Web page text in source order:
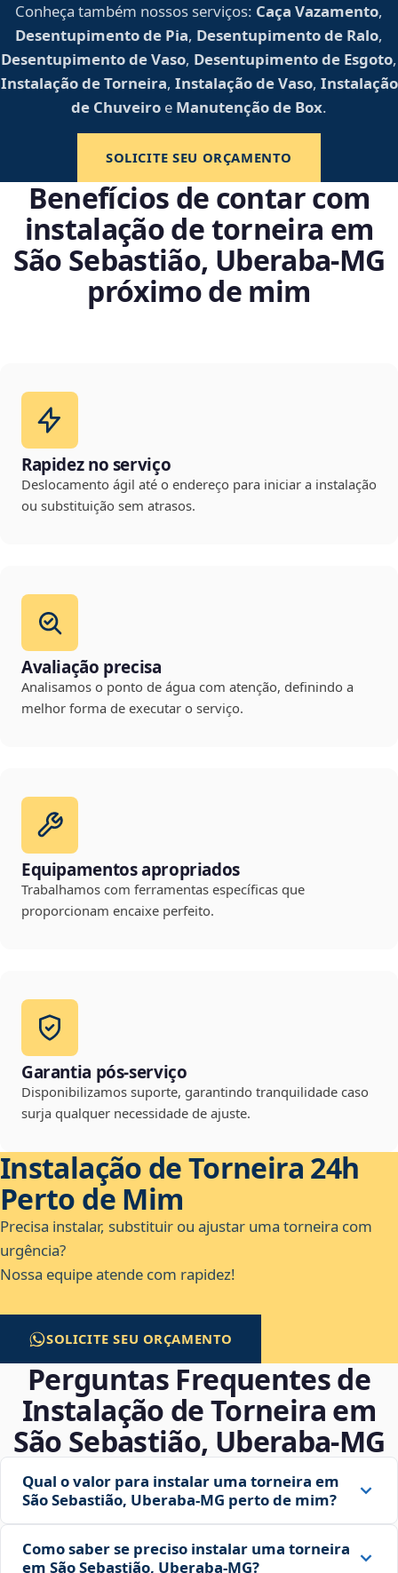
Conheça também nossos serviços: Caça Vazamento,
Desentupimento de Pia, Desentupimento de Ralo,
Desentupimento de Vaso, Desentupimento de Esgoto,
Instalação de Torneira, Instalação de Vaso, Instalação
de Chuveiro e Manutenção de Box.
SOLICITE SEU ORÇAMENTO
Benefícios de contar com
instalação de torneira em
São Sebastião, Uberaba‑MG
próximo de mim
Rapidez no serviço
Deslocamento ágil até o endereço para iniciar a instalação
ou substituição sem atrasos.
Avaliação precisa
Analisamos o ponto de água com atenção, definindo a
melhor forma de executar o serviço.
Equipamentos apropriados
Trabalhamos com ferramentas específicas que
proporcionam encaixe perfeito.
Garantia pós-serviço
Disponibilizamos suporte, garantindo tranquilidade caso
surja qualquer necessidade de ajuste.
Instalação de Torneira 24h
Perto de Mim
Precisa instalar, substituir ou ajustar uma torneira com
urgência?
Nossa equipe atende com rapidez!
SOLICITE SEU ORÇAMENTO
Perguntas Frequentes de
Instalação de Torneira em
São Sebastião, Uberaba‑MG
Qual o valor para instalar uma torneira em
São Sebastião, Uberaba‑MG perto de mim?
Como saber se preciso instalar uma torneira
em São Sebastião, Uberaba‑MG?